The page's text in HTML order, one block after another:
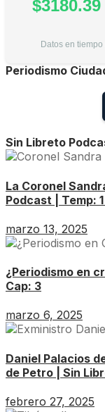
$3180.39
Datos en
Periodismo
Sin Libreto
La Coronel
Podcast | Temp:
marzo 13, 2025
¿Periodismo en
Cap: 3
marzo 6, 2025
Daniel Palacios
de Petro | Sin
febrero 27, 2025